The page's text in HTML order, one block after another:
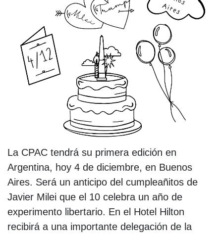
La CPAC tendrá su primera edición en
Argentina, hoy 4 de diciembre, en Buenos
Aires. Será un anticipo del cumpleañitos de
Javier Milei que el 10 celebra un año de
experimento libertario. En el Hotel Hilton
recibirá a una importante delegación de la